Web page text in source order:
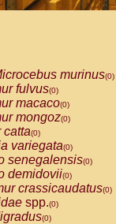
murinus(0)
fulvus(0)
macaco(0)
mongoz(0)
catta(0)
variegata(0)
senegalensis(0)
demidovii(0)
crassicaudatus(0)
spp.(0)
(0)